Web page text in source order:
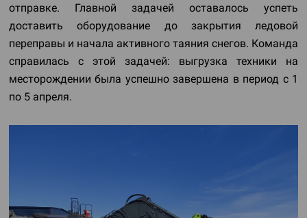
отправке. Главной задачей оставалось успеть
доставить оборудование до закрытия ледовой
переправы и начала активного таяния снегов. Команда
справилась с этой задачей: выгрузка техники на
месторождении была успешно завершена в период с 1
по 5 апреля.